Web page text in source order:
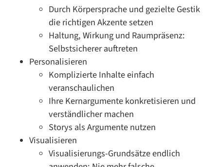
Durch Körpersprache und gezielte Gestik
die richtigen Akzente setzen
Haltung, Wirkung und Raumpräsenz:
Selbstsicherer auftreten
Personalisieren
Komplizierte Inhalte einfach
veranschaulichen
Ihre Kernargumente konkretisieren und
verständlicher machen
Storys als Argumente nutzen
Visualisieren
Visualisierungs-Grundsätze endlich